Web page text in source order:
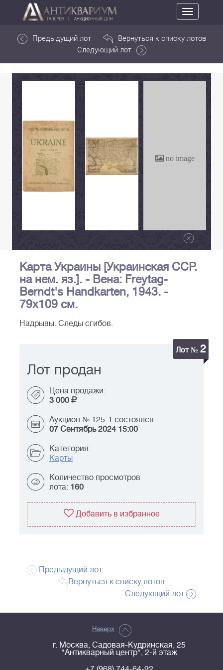
Toggle
navigation
Предыдущий лот
Вернуться к списку лотов
Следующий лот
Карта Украины [Украинская ССР.
на нем. яз.]. - Вена: Freytag-
Berndt's Handkarten, 1943. -
79х109 см.
Надрывы. Следы сгибов.
Лот № 2
Лот продан
Цена продажи:
3 000
Аукцион № 125-1 состоялся:
07 Сентябрь 2024 15:00
Категория:
Карты
Количество просмотров
лота: 160
Добавить в избранное
Предыдущий лот
Вернуться к списку лотов
Следующий лот
Наверх
г. Москва, Садовая-Кудринская, 25
"Антикварный центр", 2-й этаж